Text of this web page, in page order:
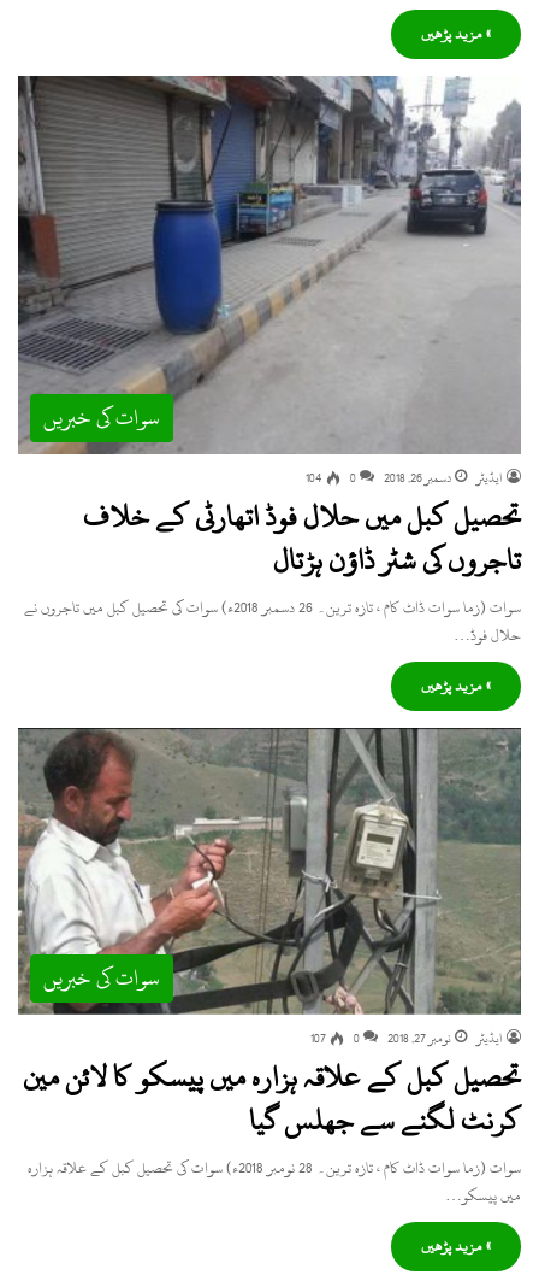
» مزید پڑھیں
سوات کی خبریں
ایڈیٹر دسمبر 26, 2018 0
104
تحصیل کبل میں حلال فوڈ اتھارٹی کے خلاف
تاجروں کی شٹر ڈاؤن ہڑتال
سوات (زما سوات ڈاٹ کام ، تازہ ترین۔ 26 دسمبر 2018ء) سوات کی تحصیل کبل میں تاجروں نے
حلال فوڈ…
» مزید پڑھیں
سوات کی خبریں
ایڈیٹر نومبر 27, 2018 0
107
تحصیل کبل کے علاقہ ہزارہ میں پیسکو کا لائن مین
کرنٹ لگنے سے جھلس گیا
سوات (زما سوات ڈاٹ کام ، تازہ ترین۔ 28 نومبر 2018ء) سوات کی تحصیل کبل کے علاقہ ہزارہ
میں پیسکو…
» مزید پڑھیں